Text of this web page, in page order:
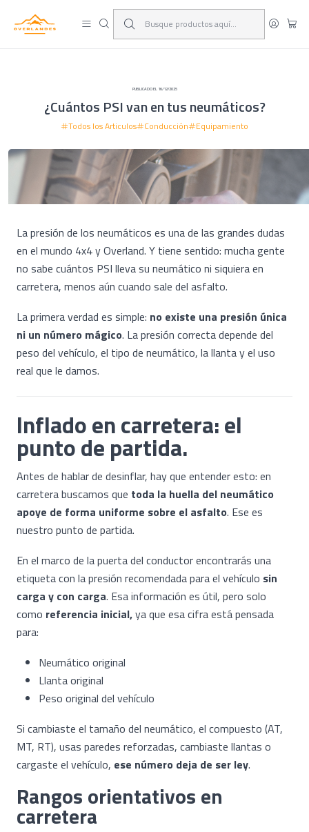
¡Viaja y deja las excusas!
PUBLICADO EL 16/12/2025
¿Cuántos PSI van en tus neumáticos?
Todos los Articulos Conducción Equipamiento
La presión de los neumáticos es una de las grandes dudas
en el mundo 4x4 y Overland. Y tiene sentido: mucha gente
no sabe cuántos PSI lleva su neumático ni siquiera en
carretera, menos aún cuando sale del asfalto.
La primera verdad es simple: no existe una presión única
ni un número mágico. La presión correcta depende del
peso del vehículo, el tipo de neumático, la llanta y el uso
real que le damos.
Inflado en carretera: el
punto de partida.
Antes de hablar de desinflar, hay que entender esto: en
carretera buscamos que toda la huella del neumático
apoye de forma uniforme sobre el asfalto. Ese es
nuestro punto de partida.
En el marco de la puerta del conductor encontrarás una
etiqueta con la presión recomendada para el vehículo sin
carga y con carga. Esa información es útil, pero solo
como referencia inicial,ya que esa cifra está pensada
para:
Neumático original
Llanta original
Peso original del vehículo
Si cambiaste el tamaño del neumático, el compuesto (AT,
MT, RT), usas paredes reforzadas, cambiaste llantas o
cargaste el vehículo, ese número deja de ser ley.
Rangos orientativos en
carretera